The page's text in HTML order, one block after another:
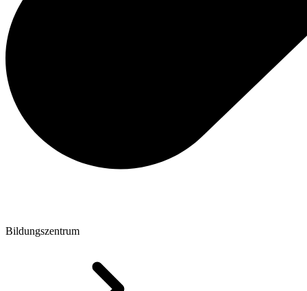
Bildungszentrum